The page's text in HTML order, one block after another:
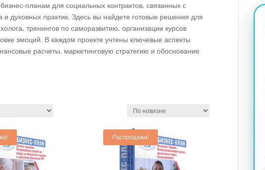
планам для социальных контрактов, связанных с
и духовных практик. Здесь вы найдете готовые решения для
тренингов по саморазвитию, организации курсов
эмоций. В каждом проекте учтены ключевые аспекты
расчеты, маркетинговую стратегию и обоснование
Распродажа!